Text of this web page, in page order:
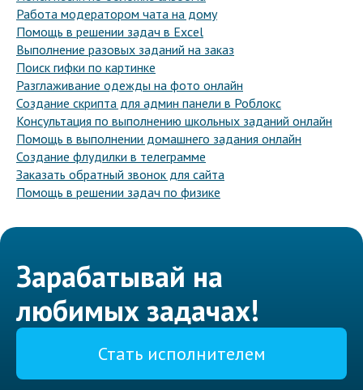
Работа модератором чата на дому
Помощь в решении задач в Excel
Выполнение разовых заданий на заказ
Поиск гифки по картинке
Разглаживание одежды на фото онлайн
Создание скрипта для админ панели в Роблокс
Консультация по выполнению школьных заданий онлайн
Помощь в выполнении домашнего задания онлайн
Создание флудилки в телеграмме
Заказать обратный звонок для сайта
Помощь в решении задач по физике
Зарабатывай на
любимых задачах!
Стать исполнителем